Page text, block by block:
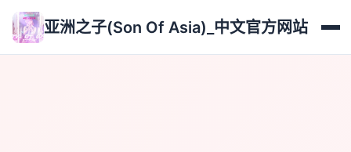
亚洲之子(Son Of Asia)_中文官方网站